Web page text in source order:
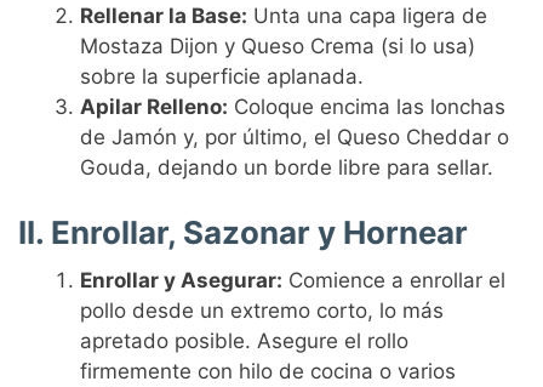
Rellenar la Base: Unta una capa ligera de
Mostaza Dijon y Queso Crema (si lo usa)
sobre la superficie aplanada.
Apilar Relleno: Coloque encima las lonchas
de Jamón y, por último, el Queso Cheddar o
Gouda, dejando un borde libre para sellar.
II. Enrollar, Sazonar y Hornear
Enrollar y Asegurar: Comience a enrollar el
pollo desde un extremo corto, lo más
apretado posible. Asegure el rollo
firmemente con hilo de cocina o varios